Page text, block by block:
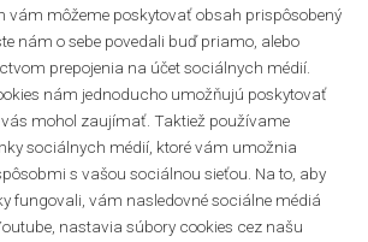
vám môžeme poskytovať obsah prispôsobený
nám o sebe povedali buď priamo, alebo
prepojenia na účet sociálnych médií.
nám jednoducho umožňujú poskytovať
mohol zaujímať. Taktiež používame
sociálnych médií, ktoré vám umožnia
s vašou sociálnou sieťou. Na to, aby
fungovali, vám nasledovné sociálne médiá
nastavia súbory cookies cez našu